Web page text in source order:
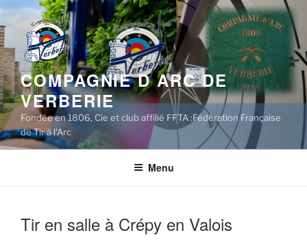
Aller
au
contenu
principal
COMPAGNIE D ARC DE
VERBERIE
Fondée en 1806, Cie et club affilié FFTA :Fédération Française
de Tir à l'Arc
Menu
Tir en salle à Crépy en Valois